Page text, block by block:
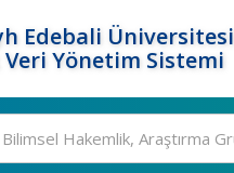
Edebali Üniversitesi
Yönetim Sistemi